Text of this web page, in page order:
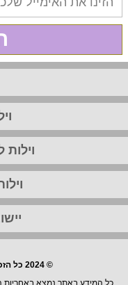
וילות
© 2024 כל הזכויות שמורות לאתר וילה וילה
כל המידע באתר נמצא באחריות